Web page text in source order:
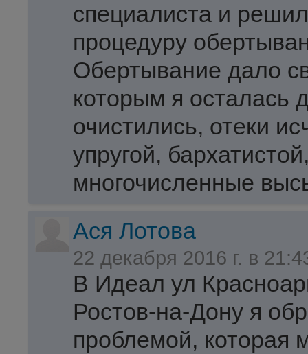
специалиста и
процедуру
Обертывание дало
которым я осталась
очистились, отеки
упругой,
многочисленные
Ася Лотова
22 декабря 2016 г. в
В Идеал ул
Ростов-на-Дону я
проблемой, которая